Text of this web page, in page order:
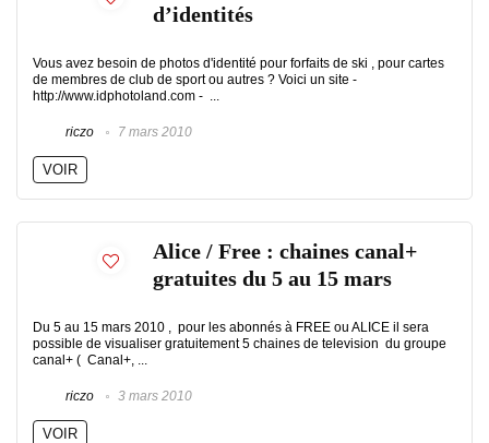
d’identités
Vous avez besoin de photos d'identité pour forfaits de ski , pour cartes
de membres de club de sport ou autres ? Voici un site -
http://www.idphotoland.com - ...
riczo 7 mars 2010
VOIR
Alice / Free : chaines canal+
gratuites du 5 au 15 mars
Du 5 au 15 mars 2010 , pour les abonnés à FREE ou ALICE il sera
possible de visualiser gratuitement 5 chaines de television du groupe
canal+ ( Canal+, ...
riczo 3 mars 2010
VOIR